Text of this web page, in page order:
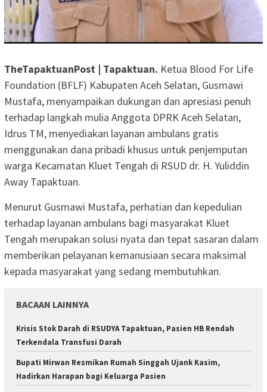
TheTapaktuanPost | Tapaktuan. Ketua Blood For Life
Foundation (BFLF) Kabupaten Aceh Selatan, Gusmawi
Mustafa, menyampaikan dukungan dan apresiasi penuh
terhadap langkah mulia Anggota DPRK Aceh Selatan,
Idrus TM, menyediakan layanan ambulans gratis
menggunakan dana pribadi khusus untuk penjemputan
warga Kecamatan Kluet Tengah di RSUD dr. H. Yuliddin
Away Tapaktuan.
Menurut Gusmawi Mustafa, perhatian dan kepedulian
terhadap layanan ambulans bagi masyarakat Kluet
Tengah merupakan solusi nyata dan tepat sasaran dalam
memberikan pelayanan kemanusiaan secara maksimal
kepada masyarakat yang sedang membutuhkan.
BACAAN LAINNYA
Krisis Stok Darah di RSUDYA Tapaktuan, Pasien HB Rendah
Terkendala Transfusi Darah
Bupati Mirwan Resmikan Rumah Singgah Ujank Kasim,
Hadirkan Harapan bagi Keluarga Pasien